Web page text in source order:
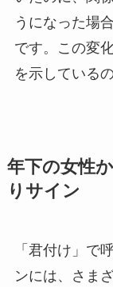
うになった場
です。この変
を示しているの
年下の女性
りサイン
「君付け」で
ンには、さま